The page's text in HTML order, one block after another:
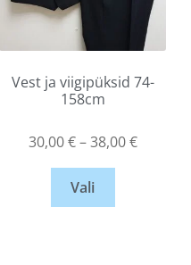
Vest ja viigipüksid 74-
158cm
30,00€–38,00€
Vali